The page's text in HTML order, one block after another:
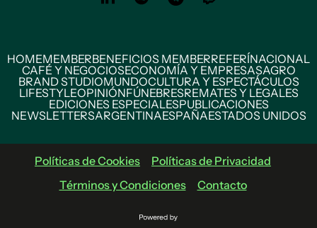
HOMEMEMBERBENEFICIOS MEMBERREFERÍNACIONAL
CAFÉ Y NEGOCIOSECONOMÍA Y EMPRESASAGRO
BRAND STUDIOMUNDOCULTURA Y ESPECTÁCULOS
LIFESTYLEOPINIÓNFÚNEBRESREMATES Y LEGALES
EDICIONES ESPECIALESPUBLICACIONES
NEWSLETTERSARGENTINAESPAÑAESTADOS UNIDOS
Políticas de Cookies
Políticas de Privacidad
Términos y Condiciones
Contacto